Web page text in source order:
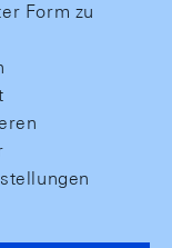
Form zu